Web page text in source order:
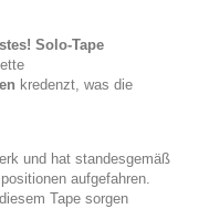
Solo-Tape
kredenzt, was die
und hat standesgemäß
aufgefahren.
Tape sorgen